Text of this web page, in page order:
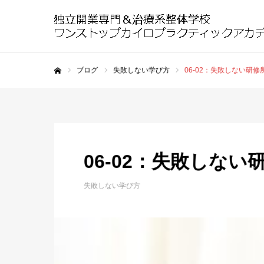
ブログ 失敗しない学び方 06-02：失敗しない研修
06-02：失敗しない
失敗しない学び方